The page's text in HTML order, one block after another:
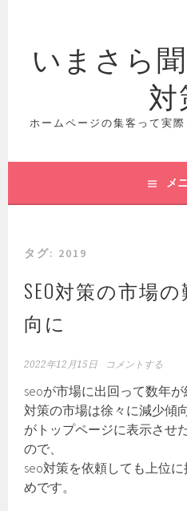
ッ
いまさら
対
ホームページの集客って実
メ
タグ: 2019
SEO対策の市場
向に
2022年12月15日 コメントする
seoが市場に出回って数年
対策の市場は徐々に減少傾
がトップページに表示させ
ので、
seo対策を依頼しても上位
めです。